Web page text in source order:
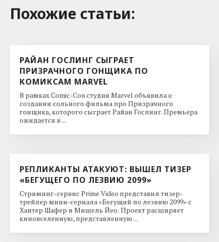
Похожие cтатьи:
РАЙАН ГОСЛИНГ СЫГРАЕТ
ПРИЗРАЧНОГО ГОНЩИКА ПО
КОМИКСАМ MARVEL
В рамках Comic-Con студия Marvel объявила о
создании сольного фильма про Призрачного
гонщика, которого сыграет Райан Гослинг. Премьера
ожидается в ...
РЕПЛИКАНТЫ АТАКУЮТ: ВЫШЕЛ ТИЗЕР
«БЕГУЩЕГО ПО ЛЕЗВИЮ 2099»
Стриминг-сервис Prime Video представил тизер-
трейлер мини-сериала «Бегущий по лезвию 2099» с
Хантер Шафер и Мишель Йео: Проект расширяет
киновселенную, представленную ...